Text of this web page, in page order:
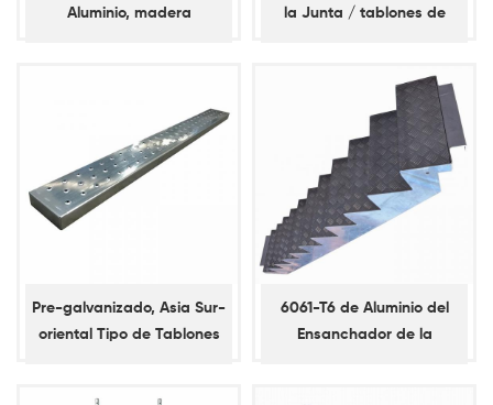
Aluminio, madera
la Junta / tablones de
Pre-galvanizado, Asia Sur-
oriental Tipo de Tablones
6061-T6 de Aluminio del
Ensanchador de la